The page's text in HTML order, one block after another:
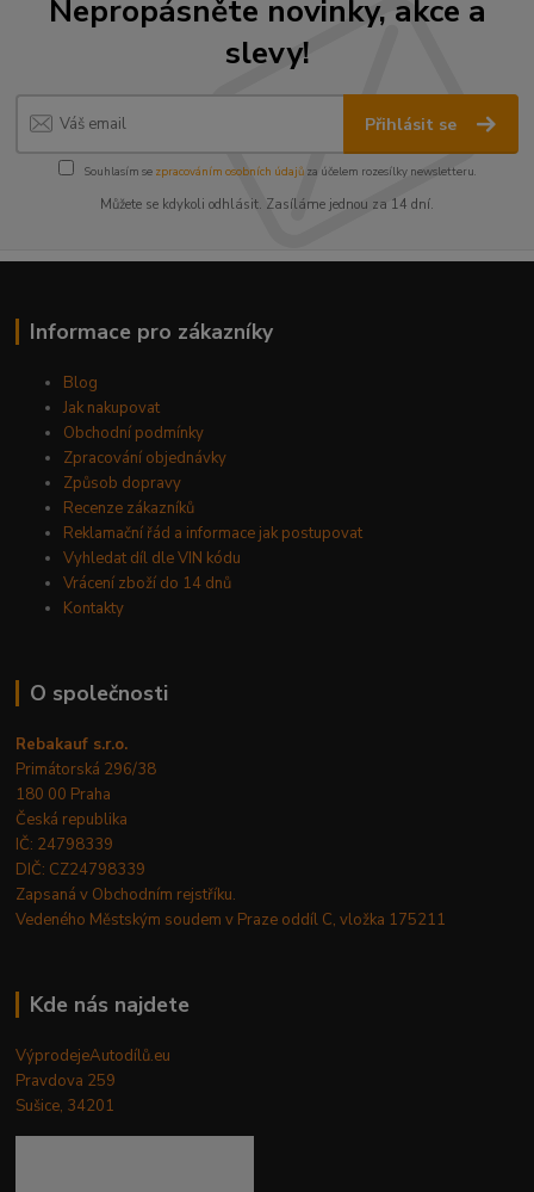
Nepropásněte novinky, akce a
slevy!
Přihlásit se
Souhlasím se zpracováním osobních údajůza účelem rozesílky newsletteru.
Můžete se kdykoli odhlásit. Zasíláme jednou za 14 dní.
Informace pro zákazníky
Blog
Jak nakupovat
Obchodní podmínky
Zpracování objednávky
Způsob dopravy
Recenze zákazníků
Reklamační řád a informace jak postupovat
Vyhledat díl dle VIN kódu
Vrácení zboží do 14 dnů
Kontakty
O společnosti
Rebakauf s.r.o.
Primátorská 296/38
180 00 Praha
Česká republika
IČ: 24798339
DIČ: CZ24798339
Zapsaná v Obchodním rejstříku.
Vedeného Městským soudem v Praze oddíl C, vložka 175211
Kde nás najdete
VýprodejeAutodílů.eu
Pravdova 259
Sušice, 34201